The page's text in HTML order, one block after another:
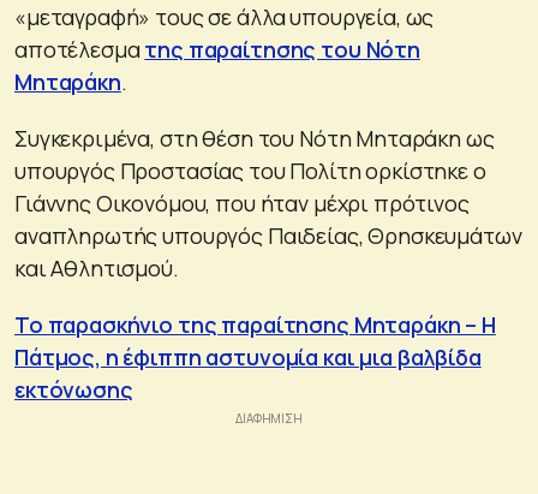
«μεταγραφή» τους σε άλλα υπουργεία, ως
αποτέλεσματης παραίτησης του Νότη
Μηταράκη.
Συγκεκριμένα, στη θέση του Νότη Μηταράκη ως
υπουργός Προστασίας του Πολίτη ορκίστηκε ο
Γιάννης Οικονόμου, που ήταν μέχρι πρότινος
αναπληρωτής υπουργός Παιδείας, Θρησκευμάτων
και Αθλητισμού.
Το παρασκήνιο της παραίτησης Μηταράκη – Η
Πάτμος, η έφιππη αστυνομία και μια βαλβίδα
εκτόνωσης